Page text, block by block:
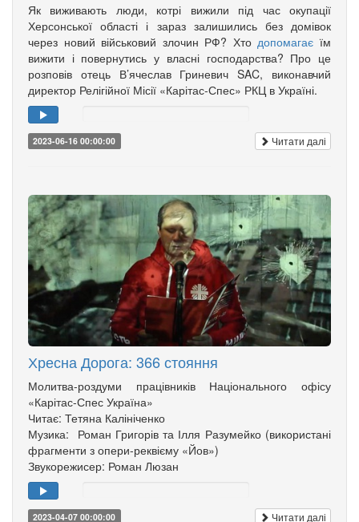
Як виживають люди, котрі вижили під час окупації
Херсонської області і зараз залишились без домівок
через новий військовий злочин РФ? Хто допомагає їм
вижити і повернутись у власні господарства? Про це
розповів отець В’ячеслав Гриневич SAC, виконавчий
директор Релігійної Місії «Карітас-Спес» РКЦ в Україні.
2023-06-16 00:00:00 Читати далі
Хресна Дорога: 366 стояння
Молитва-роздуми працівників Національного офісу
«Карітас-Спес Україна»
Читає: Тетяна Калініченко
Музика: Роман Григорів та Ілля Разумейко (використані
фрагменти з опери-реквієму «Йов»)
Звукорежисер: Роман Люзан
2023-04-07 00:00:00 Читати далі